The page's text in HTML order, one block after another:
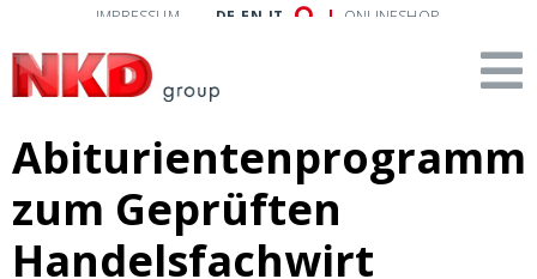
IMPRESSUM DE EN IT ONLINESHOP
Abiturientenprogramm
zum Geprüften
Handelsfachwirt